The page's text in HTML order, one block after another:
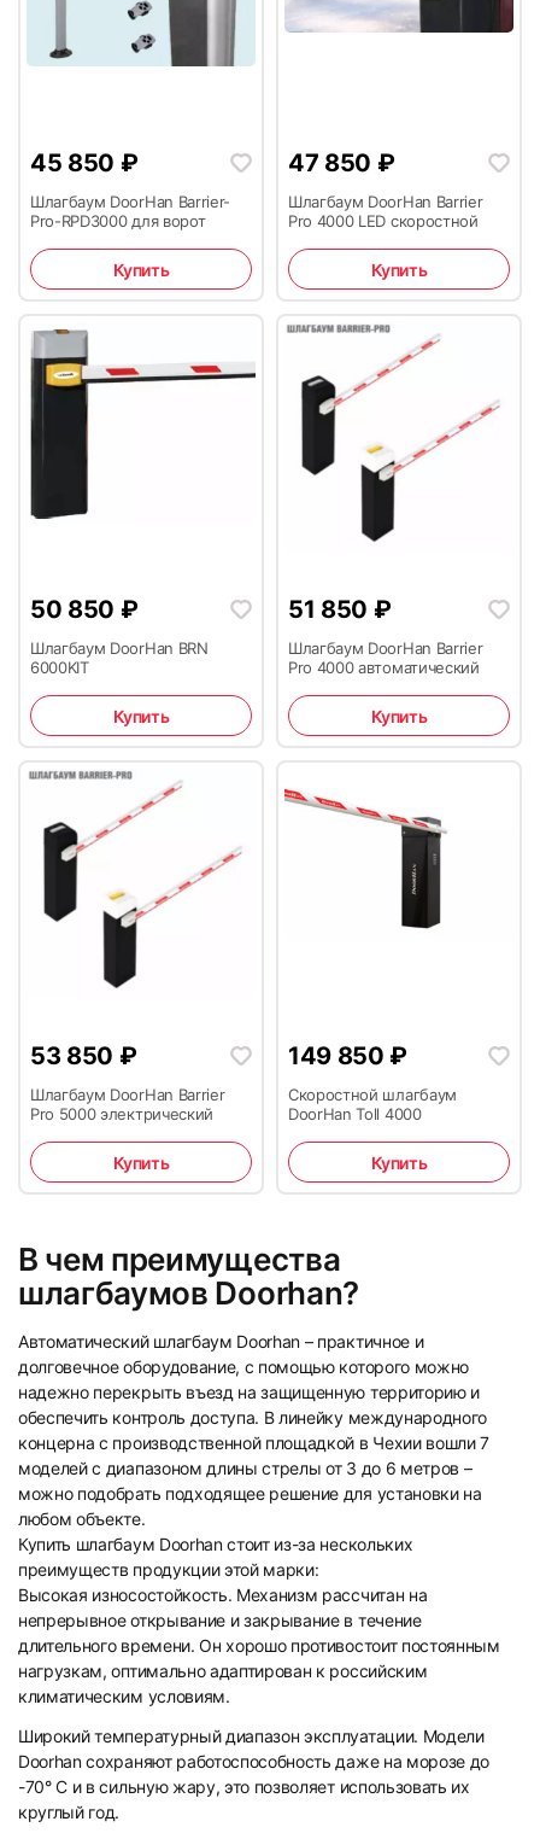
45 850 ₽
Шлагбаум DoorHan Barrier-
Pro-RPD3000 для ворот
Купить
47 850 ₽
Шлагбаум DoorHan Barrier
Pro 4000 LED скоростной
Купить
50 850 ₽
Шлагбаум DoorHan BRN
6000KIT
Купить
51 850 ₽
Шлагбаум DoorHan Barrier
Pro 4000 автоматический
Купить
53 850 ₽
Шлагбаум DoorHan Barrier
Pro 5000 электрический
Купить
149 850 ₽
Скоростной шлагбаум
DoorHan Toll 4000
Купить
В чем преимущества
шлагбаумов Doorhan?
Автоматический шлагбаум Doorhan – практичное и
долговечное оборудование, с помощью которого можно
надежно перекрыть въезд на защищенную территорию и
обеспечить контроль доступа. В линейку международного
концерна с производственной площадкой в Чехии вошли 7
моделей с диапазоном длины стрелы от 3 до 6 метров –
можно подобрать подходящее решение для установки на
любом объекте.
Купить шлагбаум Doorhan стоит из-за нескольких
преимуществ продукции этой марки:
Высокая износостойкость. Механизм рассчитан на
непрерывное открывание и закрывание в течение
длительного времени. Он хорошо противостоит постоянным
нагрузкам, оптимально адаптирован к российским
климатическим условиям.
Широкий температурный диапазон эксплуатации. Модели
Doorhan сохраняют работоспособность даже на морозе до
-70° С и в сильную жару, это позволяет использовать их
круглый год.